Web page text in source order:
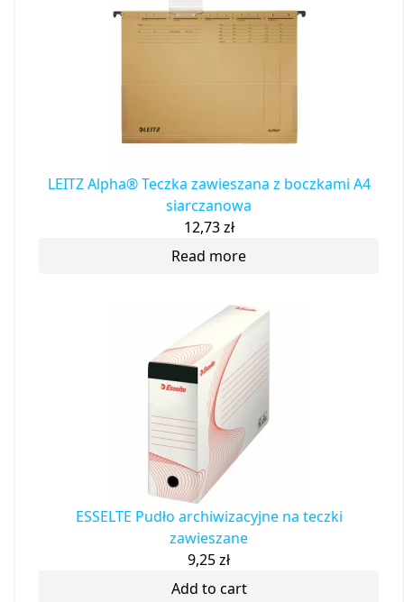
LEITZ Alpha® Teczka zawieszana z boczkami A4
siarczanowa
12,73zł
Read more
ESSELTE Pudło archiwizacyjne na teczki
zawieszane
9,25zł
Add to cart